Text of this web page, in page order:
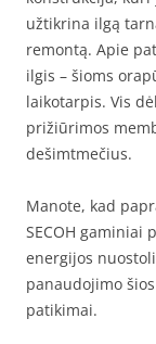
užtikrina ilgą
remontą. Apie
ilgis – šioms
laikotarpis. Vis
prižiūrimos
dešimtmečius.
Manote, kad
SECOH gaminiai
energijos
panaudojimo
patikimai.